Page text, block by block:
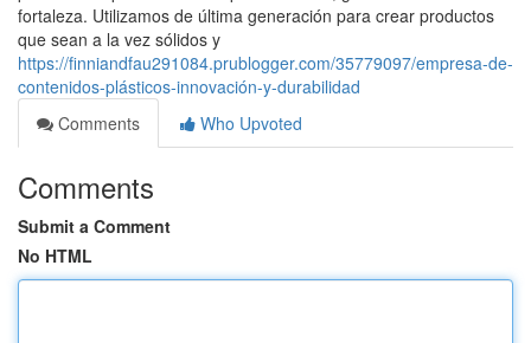
fortaleza. Utilizamos de última generación para crear productos
que sean a la vez sólidos y
https://finniandfau291084.prublogger.com/35779097/empresa-de-
contenidos-plásticos-innovación-y-durabilidad
Comments
Who Upvoted
Comments
Submit a Comment
No HTML